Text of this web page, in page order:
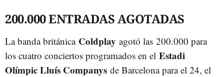
200.000 ENTRADAS AGOTADAS
La banda británica Coldplay agotó las 200.000 para
los cuatro conciertos programados en el Estadi
Olímpic Lluís Companys de Barcelona para el 24, el